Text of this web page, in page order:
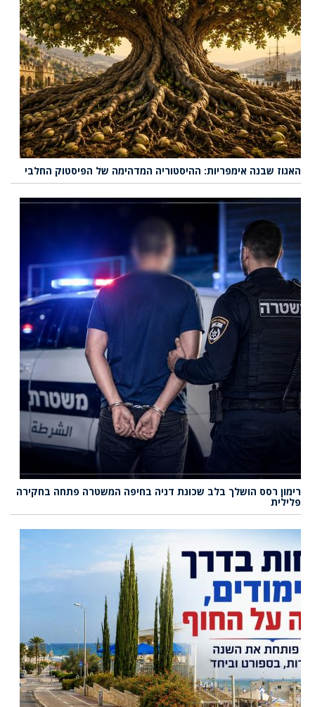
האגוז שבנה אימפריות: ההיסטוריה המדהימה של הפיסטוק החלבי
רימון רסס הושלך בלב שכונת דניה בחיפה המשטרה פתחה בחקירה
פלילית